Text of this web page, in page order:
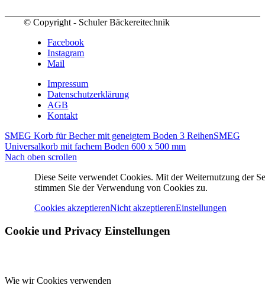
© Copyright - Schuler Bäckereitechnik
Facebook
Instagram
Mail
Impressum
Datenschutzerklärung
AGB
Kontakt
SMEG Korb für Becher mit geneigtem Boden 3 ReihenSMEG
Universalkorb mit fachem Boden 600 x 500 mm
Nach oben scrollen
Diese Seite verwendet Cookies. Mit der Weiternutzung der
stimmen Sie der Verwendung von Cookies zu.
Cookies akzeptierenNicht akzeptierenEinstellungen
Cookie und Privacy Einstellungen
Wie wir Cookies verwenden